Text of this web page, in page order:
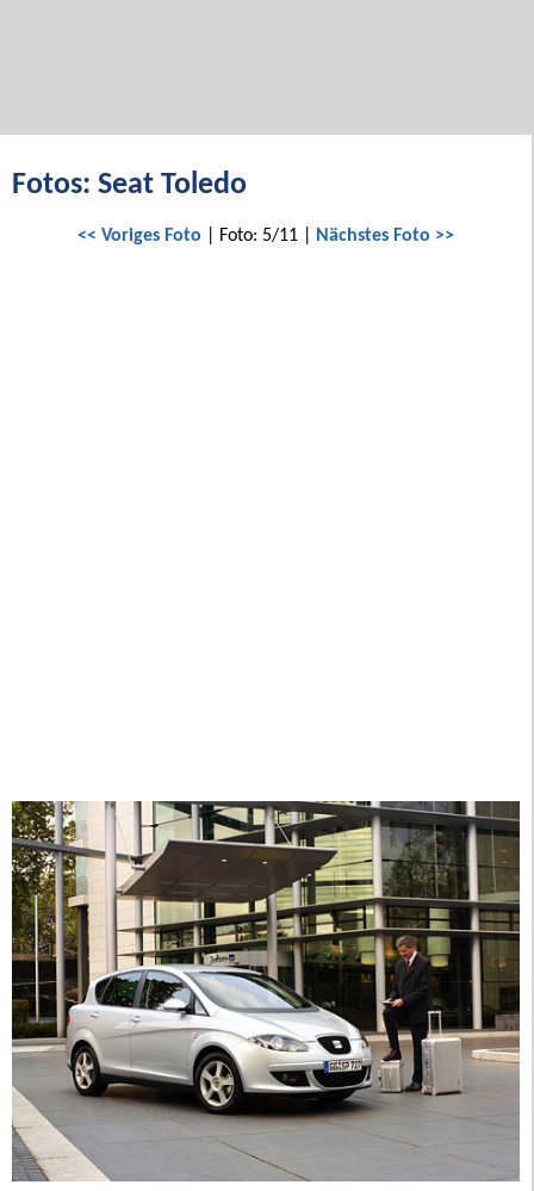
Fotos: Seat Toledo
<< Voriges Foto | Foto: 5/11 | Nächstes Foto >>